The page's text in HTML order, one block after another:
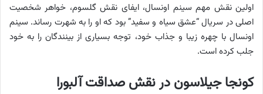
اولین نقش مهم سینم اونسال، ایفای نقش گلسوم، خواهر شخصیت
اصلی در سریال “عشق سیاه و سفید” بود که او را به شهرت رساند. سینم
اونسال با چهره زیبا و جذاب خود، توجه بسیاری از بینندگان را به خود
جلب کرده است.
کونجا جیلاسون در نقش صداقت آلبورا